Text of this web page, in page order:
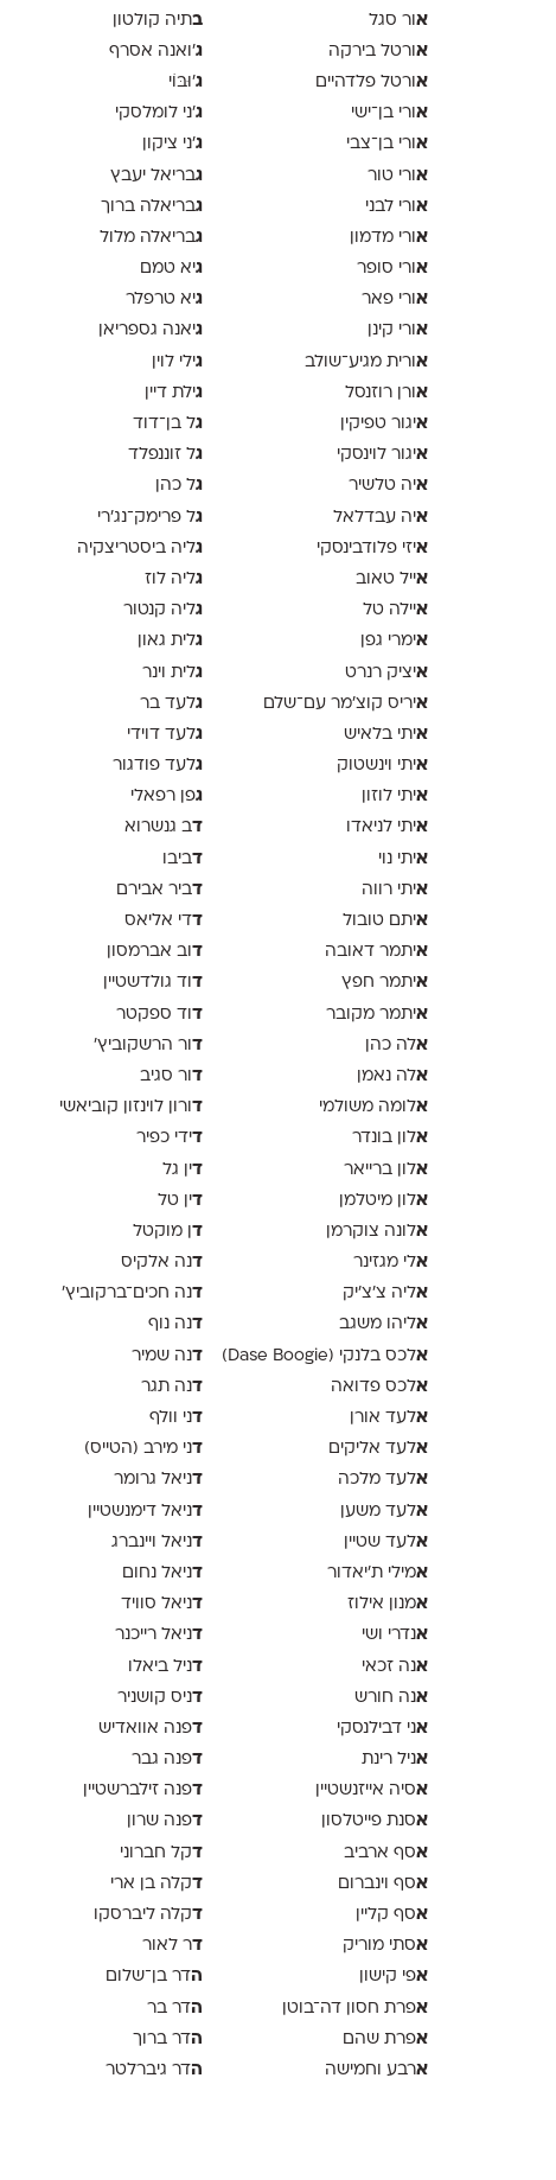
אור סגל
אורטל בירקה
אורטל פלדהיים
אורי בן־ישי
אורי בן־צבי
אורי טור
אורי לבני
אורי מדמון
אורי סופר
אורי פאר
אורי קינן
אורית מגיע־שולב
אורן רוזנסל
איגור טפיקין
איגור לוינסקי
איה טלשיר
איה עבדלאל
איזי פלודבינסקי
אייל טאוב
איילה טל
אימרי גפן
איציק רנרט
איריס קוצ׳מר עם־שלם
איתי בלאיש
איתי וינשטוק
איתי לוזון
איתי לניאדו
איתי נוי
איתי רווה
איתם טובול
איתמר דאובה
איתמר חפץ
איתמר מקובר
אלה כהן
אלה נאמן
אלומה משולמי
אלון בונדר
אלון ברייאר
אלון מיטלמן
אלונה צוקרמן
אלי מגזינר
אליה צ׳צ׳יק
אליהו משגב
אלכס בלנקי (Dase Boogie)
אלכס פדואה
אלעד אורן
אלעד אליקים
אלעד מלכה
אלעד משען
אלעד שטיין
אמילי ת׳יאדור
אמנון אילוז
אנדרי ושי
אנה זכאי
אנה חורש
אני דבילנסקי
אניל רינת
אסיה אייזנשטיין
אסנת פייטלסון
אסף ארביב
אסף וינברום
אסף קליין
אסתי מוריק
אפי קישון
אפרת חסון דה־בוטן
אפרת שהם
ארבע וחמישה
בתיה קולטון
ג'ואנה אסרף
ג'וּבּוֹי
ג׳ני לומלסקי
ג׳ני ציקון
גבריאל יעבץ
גבריאלה ברוך
גבריאלה מלול
גיא טמם
גיא טרפלר
גיאנה גספריאן
גילי לוין
גילת דיין
גל בן־דוד
גל זוננפלד
גל כהן
גל פרימק־נג׳רי
גליה ביסטריצקיה
גליה לוז
גליה קנטור
גלית גאון
גלית וינר
גלעד בר
גלעד דוידי
גלעד פודגור
גפן רפאלי
דב גנשרוא
דביבו
דביר אבירם
דדי אליאס
ד וב אברמסון
ד וד גולדשטיין
ד וד ספקטר
ד ור הרשקוביץ׳
ד ור סגיב
ד ורון לוינזון קוביאשי
דידי כפיר
דין גל
דין טל
ד ן מוקטל
דנה אלקיס
דנה חכים־ברקוביץ׳
דנה נוף
דנה שמיר
דנה תגר
דני וולף
דני מירב (הטייס)
דניאל גרומר
דניאל דימנשטיין
דניאל ויינברג
דניאל נחום
דניאל סוויד
דניאל רייכנר
דניל ביאלו
דניס קושניר
דפנה אוואדיש
דפנה גבר
דפנה זילברשטיין
דפנה שרון
דקל חברוני
דקלה בן ארי
דקלה ליברסקו
דר לאור
הדר בן־שלום
הדר בר
הדר ברוך
הדר גיברלטר